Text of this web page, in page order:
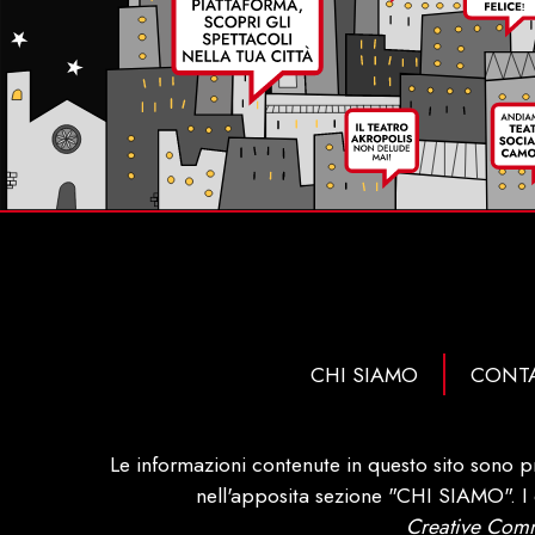
CHI SIAMO
Le informazioni contenute in questo sito
nell'apposita sezione "CHI SIAMO".
Creative